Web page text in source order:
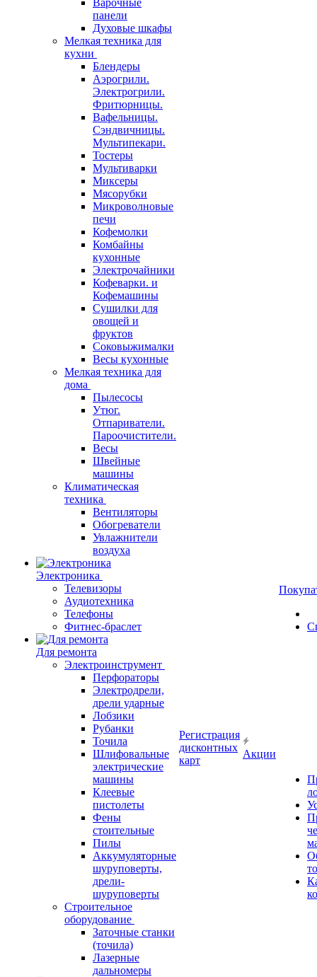
Варочные
панели
Духовые шкафы
Мелкая техника для
кухни
Блендеры
Аэрогрили.
Электрогрили.
Фритюрницы.
Вафельницы.
Сэндвичницы.
Мультипекари.
Тостеры
Мультиварки
Миксеры
Мясорубки
Микроволновые
печи
Кофемолки
Комбайны
кухонные
Электрочайники
Кофеварки. и
Кофемашины
Сушилки для
овощей и
фруктов
Соковыжималки
Весы кухонные
Мелкая техника для
дома
Пылесосы
Утюг.
Отпариватели.
Пароочистители.
Весы
Швейные
машины
Климатическая
техника
Вентиляторы
Обогреватели
Увлажнители
воздуха
Электроника
Телевизоры
Аудиотехника
Телефоны
Фитнес-браслет
Для ремонта
Электроинструмент
Перфораторы
Электродрели,
дрели ударные
Лобзики
Рубанки
Точила
Шлифовальные
электрические
машины
Клеевые
пистолеты
Фены
стоительные
Пилы
Аккумуляторные
шуруповерты,
дрели-
шуруповерты
Строительное
оборудование
Заточные станки
(точила)
Лазерные
дальномеры
Регистрация
дисконтных
карт
Акции